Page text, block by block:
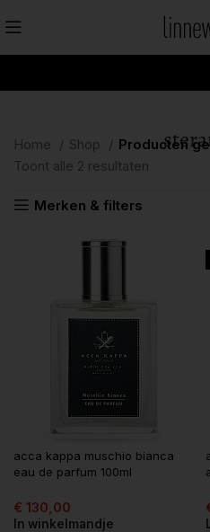
Home Shop
Producten
Toont alle 2 resultaten
Merken & filters
acca kappa muschio bianca
eau de parfum 100ml
€ 130,00
In winkelmandje